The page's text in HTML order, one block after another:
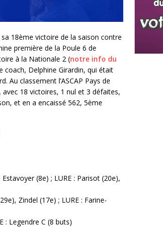
18ème victoire de la saison contre
première de la Poule 6 de
à la Nationale 2 (notre info du
coach, Delphine Girardin, qui était
Au classement l’ASCAP Pays de
18 victoires, 1 nul et 3 défaites,
et en a encaissé 562, 5ème
(8e) ; LURE : Parisot (20e),
Zindel (17e) ; LURE : Farine-
: Legendre C (8 buts)